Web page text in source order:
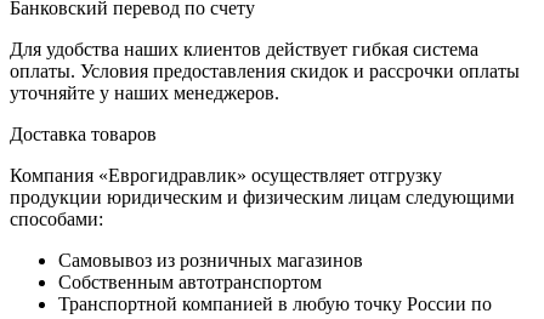
Банковский перевод по счету
Для удобства наших клиентов действует гибкая система
оплаты. Условия предоставления скидок и рассрочки оплаты
уточняйте у наших менеджеров.
Доставка товаров
Компания «Еврогидравлик» осуществляет отгрузку
продукции юридическим и физическим лицам следующими
способами:
Самовывоз из розничных магазинов
Собственным автотранспортом
Транспортной компанией в любую точку России по